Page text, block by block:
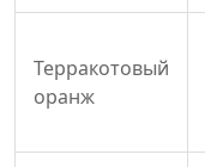
Терракотовый
оранж